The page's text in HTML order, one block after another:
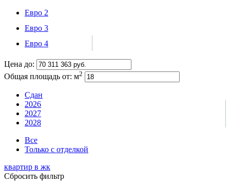
Евро 2
Евро 3
Евро 4
Цена до:
Общая площадь от: м2
Сдан
2026
2027
2028
Все
Только с отделкой
квартир в жк
Сбросить фильтр